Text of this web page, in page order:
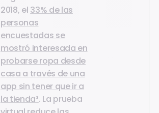
2018, el 33% de las
personas
encuestadas se
mostró interesada en
probarse ropa desde
casa a través de una
app sin tener que ir a
la tienda³. La prueba